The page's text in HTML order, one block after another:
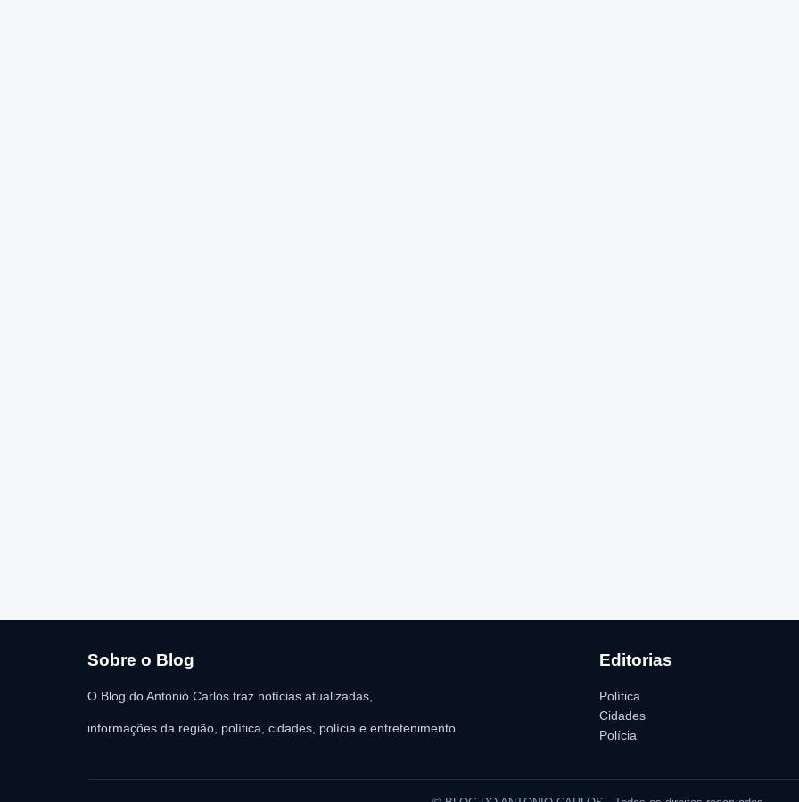
Sobre o Blog
O Blog do Antonio Carlos traz notícias atualizadas,
informações da região, política, cidades, polícia e entretenimento.
Editorias
Política
Cidades
Polícia